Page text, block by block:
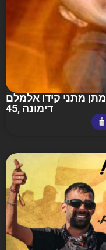
מתן מתני קידו אלמלם
45 , דימונה